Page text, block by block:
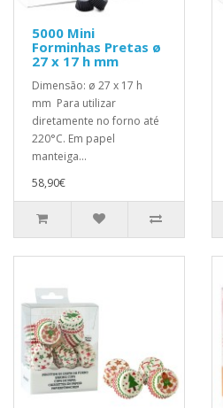
5000 Mini
Forminhas Pretas ø
27 x 17 h mm
Dimensão: ø 27 x 17 h
mm Para utilizar
diretamente no forno até
220°C. Em papel
manteiga...
58,90€